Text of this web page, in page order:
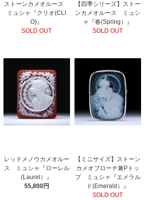
ストーンカメオルース
ミュシャ『クリオ(CLI
O)』
SOLD OUT
【四季シリーズ】ストー
ンカメオルース ミュシ
ャ『春(Spring）』
SOLD OUT
レッドメノウカメオルー
ス ミュシャ『ローレル
(Laurel）』
55,800円
【ミニサイズ】ストーン
カメオブローチ兼Pトッ
プ ミュシャ『エメラル
ド(Emerald）』
SOLD OUT